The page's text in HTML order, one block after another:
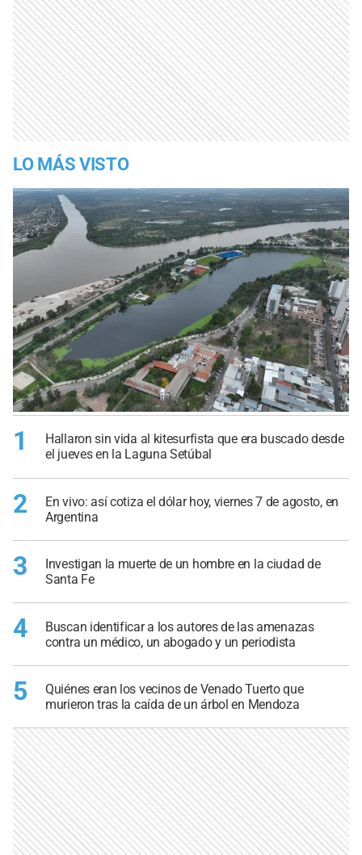
LO MÁS VISTO
1
Hallaron sin vida al kitesurfista que era buscado desde
el jueves en la Laguna Setúbal
2
En vivo: así cotiza el dólar hoy, viernes 7 de agosto, en
Argentina
3
Investigan la muerte de un hombre en la ciudad de
Santa Fe
4
Buscan identificar a los autores de las amenazas
contra un médico, un abogado y un periodista
5
Quiénes eran los vecinos de Venado Tuerto que
murieron tras la caída de un árbol en Mendoza